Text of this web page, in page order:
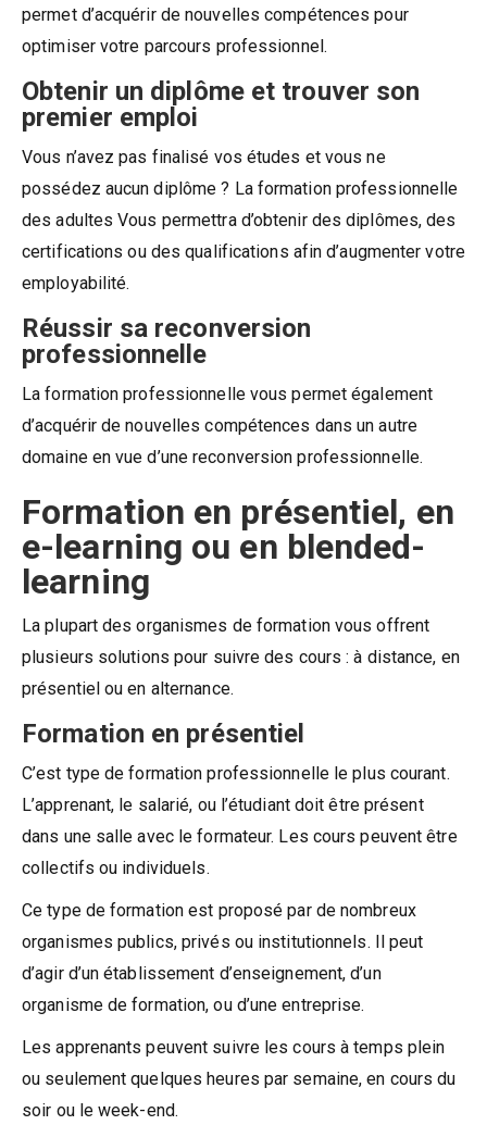
permet d’acquérir de nouvelles compétences pour
optimiser votre parcours professionnel.
Obtenir un diplôme et trouver son
premier emploi
Vous n’avez pas finalisé vos études et vous ne
possédez aucun diplôme ? La formation professionnelle
des adultes Vous permettra d’obtenir des diplômes, des
certifications ou des qualifications afin d’augmenter votre
employabilité.
Réussir sa reconversion
professionnelle
La formation professionnelle vous permet également
d’acquérir de nouvelles compétences dans un autre
domaine en vue d’une reconversion professionnelle.
Formation en présentiel, en
e-learning ou en blended-
learning
La plupart des organismes de formation vous offrent
plusieurs solutions pour suivre des cours : à distance, en
présentiel ou en alternance.
Formation en présentiel
C’est type de formation professionnelle le plus courant.
L’apprenant, le salarié, ou l’étudiant doit être présent
dans une salle avec le formateur. Les cours peuvent être
collectifs ou individuels.
Ce type de formation est proposé par de nombreux
organismes publics, privés ou institutionnels. Il peut
d’agir d’un établissement d’enseignement, d’un
organisme de formation, ou d’une entreprise.
Les apprenants peuvent suivre les cours à temps plein
ou seulement quelques heures par semaine, en cours du
soir ou le week-end.